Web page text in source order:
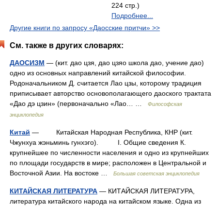
224 стр.)
Подробнее...
Другие книги по запросу «Даосские притчи» >>
См. также в других словарях:
ДАОСИЗМ — (кит. дао цзя, дао цзяо школа дао, учение дао)
одно из основных направлений китайской философии.
Родоначальником Д. считается Лао цзы, которому традиция
приписывает авторство основополагающего даоского трактата
«Дао дэ цзин» (первоначально «Лао… …
Философская
энциклопедия
Китай — Китайская Народная Республика, КНР (кит.
Чжунхуа жэньминь гунхэго). I. Общие сведения К.
крупнейшее по численности населения и одно из крупнейших
по площади государств в мире; расположен в Центральной и
Восточной Азии. На востоке …
Большая советская энциклопедия
КИТАЙСКАЯ ЛИТЕРАТУРА — КИТАЙСКАЯ ЛИТЕРАТУРА,
литература китайского народа на китайском языке. Одна из